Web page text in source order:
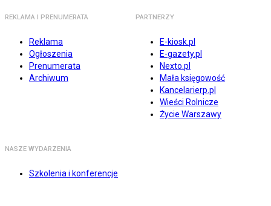
REKLAMA I PRENUMERATA
Reklama
Ogłoszenia
Prenumerata
Archiwum
PARTNERZY
E-kiosk.pl
E-gazety.pl
Nexto.pl
Mała księgowość
Kancelarierp.pl
Wieści Rolnicze
Życie Warszawy
NASZE WYDARZENIA
Szkolenia i konferencje